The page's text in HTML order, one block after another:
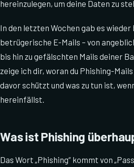
hereinzulegen, um deine Daten zu
In den letzten Wochen gab es wieder
betrügerische E-Mails – von
bis hin zu gefälschten Mails deiner
zeige ich dir, woran du Phishing-
davor schützt und was zu tun ist,
hereinfällst.
Was ist Phishing
Das Wort „Phishing“ kommt von